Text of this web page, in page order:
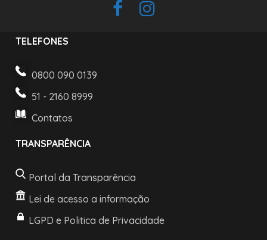
TELEFONES
0800 090 0139
51 - 2160 8999
Contatos
TRANSPARÊNCIA
Portal da Transparência
Lei de acesso a informação
LGPD e Politica de Privacidade